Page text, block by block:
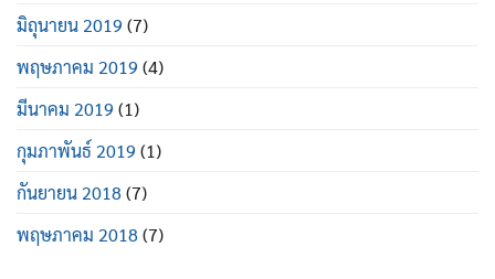
มิถุนายน 2019 (7)
พฤษภาคม 2019 (4)
มีนาคม 2019 (1)
กุมภาพันธ์ 2019 (1)
กันยายน 2018(7)
พฤษภาคม 2018(7)